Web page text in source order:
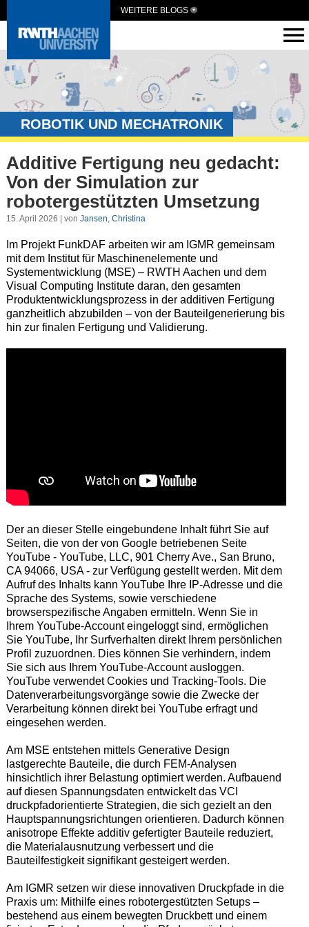
WEITERE BLOGS
ROBOTIK UND MECHATRONIK
Additive Fertigung neu gedacht:
Von der Simulation zur
robotergestützten Umsetzung
15. April 2026 | von Jansen, Christina
Im Projekt FunkDAF arbeiten wir am IGMR gemeinsam
mit dem Institut für Maschinenelemente und
Systementwicklung (MSE) – RWTH Aachen und dem
Visual Computing Institute daran, den gesamten
Produktentwicklungsprozess in der additiven Fertigung
ganzheitlich abzubilden – von der Bauteilgenerierung bis
hin zur finalen Fertigung und Validierung.
Der an dieser Stelle eingebundene Inhalt führt Sie auf
Seiten, die von der von Google betriebenen Seite
YouTube - YouTube, LLC, 901 Cherry Ave., San Bruno,
CA 94066, USA - zur Verfügung gestellt werden. Mit dem
Aufruf des Inhalts kann YouTube Ihre IP-Adresse und die
Sprache des Systems, sowie verschiedene
browserspezifische Angaben ermitteln. Wenn Sie in
Ihrem YouTube-Account eingeloggt sind, ermöglichen
Sie YouTube, Ihr Surfverhalten direkt Ihrem persönlichen
Profil zuzuordnen. Dies können Sie verhindern, indem
Sie sich aus Ihrem YouTube-Account ausloggen.
YouTube verwendet Cookies und Tracking-Tools. Die
Datenverarbeitungsvorgänge sowie die Zwecke der
Verarbeitung können direkt bei YouTube erfragt und
eingesehen werden.
Am MSE entstehen mittels Generative Design
lastgerechte Bauteile, die durch FEM-Analysen
hinsichtlich ihrer Belastung optimiert werden. Aufbauend
auf diesen Spannungsdaten entwickelt das VCI
druckpfadorientierte Strategien, die sich gezielt an den
Hauptspannungsrichtungen orientieren. Dadurch können
anisotrope Effekte additiv gefertigter Bauteile reduziert,
die Materialausnutzung verbessert und die
Bauteilfestigkeit signifikant gesteigert werden.
Am IGMR setzen wir diese innovativen Druckpfade in die
Praxis um: Mithilfe eines robotergestützten Setups –
bestehend aus einem bewegten Druckbett und einem